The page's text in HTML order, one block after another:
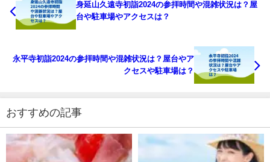
身延山久遠寺初詣2024の参拝時間や混雑状況は？屋
台や駐車場やアクセスは？
永平寺初詣2024の参拝時間や混雑状況は？屋台やア
クセスや駐車場は？
おすすめの記事